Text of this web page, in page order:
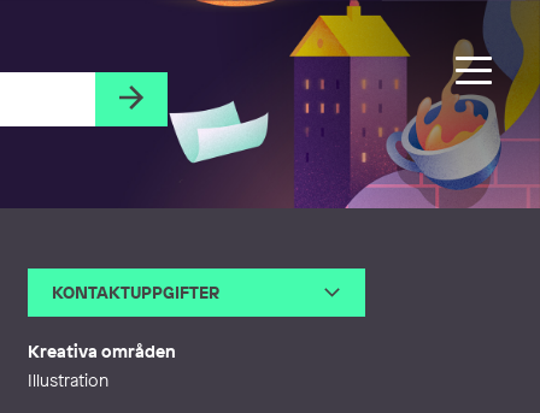
KONTAKTUPPGIFTER
Webb http://www.annikarockstrom.se
Kreativa områden
Illustration